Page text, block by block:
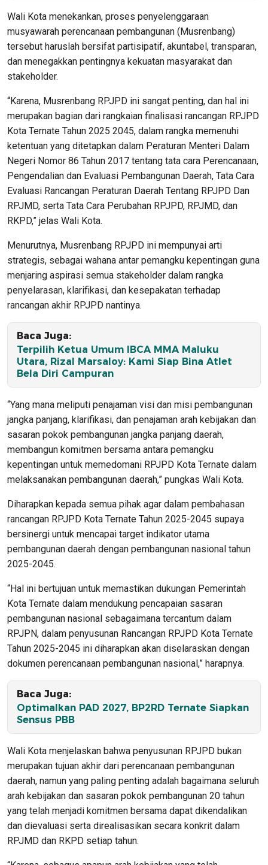
Wali Kota menekankan, proses penyelenggaraan
musyawarah perencanaan pembangunan (Musrenbang)
tersebut haruslah bersifat partisipatif, akuntabel, transparan,
dan menegakkan pentingnya kekuatan masyarakat dan
stakeholder.
“Karena, Musrenbang RPJPD ini sangat penting, dan hal ini
merupakan bagian dari rangkaian finalisasi rancangan RPJPD
Kota Ternate Tahun 2025 2045, dalam rangka memenuhi
ketentuan yang ditetapkan dalam Peraturan Menteri Dalam
Negeri Nomor 86 Tahun 2017 tentang tata cara Perencanaan,
Pengendalian dan Evaluasi Pembangunan Daerah, Tata Cara
Evaluasi Rancangan Peraturan Daerah Tentang RPJPD Dan
RPJMD, serta Tata Cara Perubahan RPJPD, RPJMD, dan
RKPD,” jelas Wali Kota.
Menurutnya, Musrenbang RPJPD ini mempunyai arti
strategis, sebagai wahana antar pemangku kepentingan guna
menjaring aspirasi semua stakeholder dalam rangka
penyelarasan, klarifikasi, dan kesepakatan terhadap
rancangan akhir RPJPD nantinya.
Baca Juga:
Terpilih Ketua Umum IBCA MMA Maluku
Utara, Rizal Marsaloy: Kami Siap Bina Atlet
Bela Diri Campuran
“Yang mana meliputi penajaman visi dan misi pembangunan
jangka panjang, klarifikasi, dan penajaman arah kebijakan dan
sasaran pokok pembangunan jangka panjang daerah,
membangun komitmen bersama antara pemangku
kepentingan untuk memedomani RPJPD Kota Ternate dalam
melaksanakan pembangunan daerah,” pungkas Wali Kota.
Diharapkan kepada semua pihak agar dalam pembahasan
rancangan RPJPD Kota Ternate Tahun 2025-2045 supaya
bersinergi untuk mencapai target indikator utama
pembangunan daerah dengan pembangunan nasional tahun
2025-2045.
“Hal ini bertujuan untuk memastikan dukungan Pemerintah
Kota Ternate dalam mendukung pencapaian sasaran
pembangunan nasional sebagaimana tercantum dalam
RPJPN, dalam penyusunan Rancangan RPJPD Kota Ternate
Tahun 2025-2045 ini diharapkan akan diselaraskan dengan
dokumen perencanaan pembangunan nasional,” harapnya.
Baca Juga:
Optimalkan PAD 2027, BP2RD Ternate Siapkan
Sensus PBB
Wali Kota menjelaskan bahwa penyusunan RPJPD bukan
merupakan tujuan akhir dari perencanaan pembangunan
daerah, namun yang paling penting adalah bagaimana seluruh
arah kebijakan dan sasaran pokok pembangunan 20 tahun
yang telah menjadi komitmen bersama dapat dikendalikan
dan dievaluasi serta direalisasikan secara konkrit dalam
RPJMD dan RKPD setiap tahun.